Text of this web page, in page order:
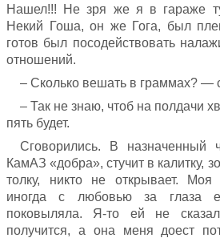
Нашел!!! Не зря же я в гараже
Некий Гоша, он же Гога, был
готов был посодействовать
отношений.
– Сколько вешать в граммах? —
– Так не знаю, чтоб на полдачи
пять будет.
Сговорились. В назначенный
КамАЗ «добра», стучит в калитку,
толку, никто не открывает. Моя
иногда с любовью за глаза
поковыляла. Я-то ей не
получится, а она меня доест